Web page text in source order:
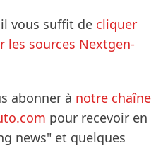
il vous suffit de cliquer
les sources Nextgen-
abonner à notre chaîne
pour recevoir en
news" et quelques